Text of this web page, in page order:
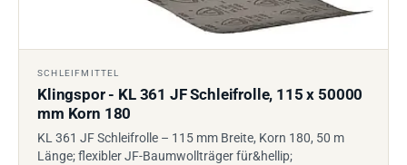
SCHLEIFMITTEL
Klingspor - KL 361 JF Schleifrolle, 115 x 50000
mm Korn 180
KL 361 JF Schleifrolle – 115 mm Breite, Korn 180, 50 m
Länge; flexibler JF-Baumwollträger für&hellip;